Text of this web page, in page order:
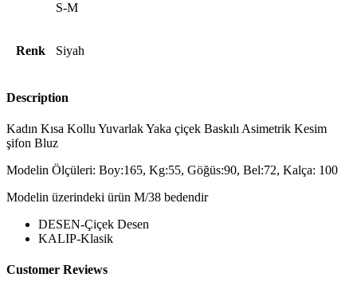
S-M
Renk Siyah
Description
Kadın Kısa Kollu Yuvarlak Yaka çiçek Baskılı Asimetrik Kesim
şifon Bluz
Modelin Ölçüleri: Boy:165, Kg:55, Göğüs:90, Bel:72, Kalça: 100
Modelin üzerindeki ürün M/38 bedendir
DESEN-Çiçek Desen
KALIP-Klasik
Customer Reviews